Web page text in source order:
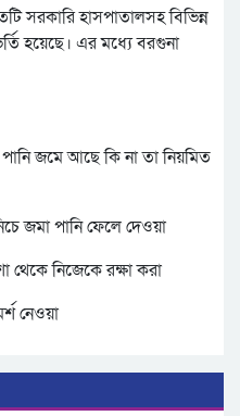
সরকারি হাসপাতালসহ বিভিন্ন
হয়েছে। এর মধ্যে বরগুনা
জমে আছে কি না তা নিয়মিত
জমা পানি ফেলে দেওয়া
থেকে নিজেকে রক্ষা করা
নেওয়া